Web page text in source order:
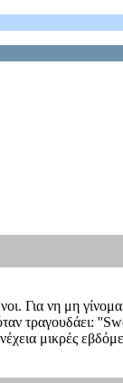
Για νη μη
τραγουδάει:
μικρές